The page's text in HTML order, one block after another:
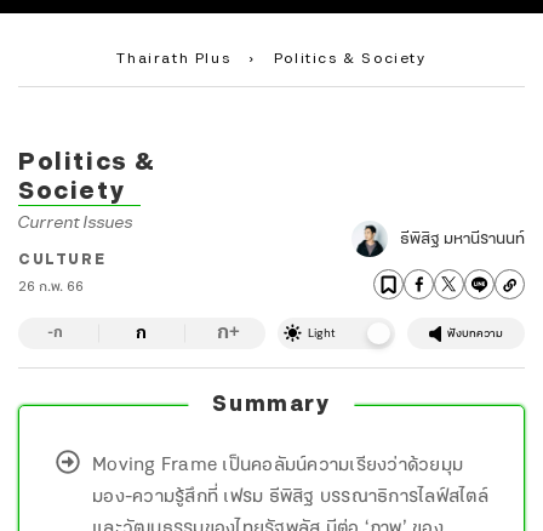
Thairath Plus › Politics & Society
Politics &
Society
Current Issues
CULTURE
26 ก.พ. 66
ธีพิสิฐ มหานีรานนท์
-ก ก ก+ Light ฟังบทความ
Summary
Moving Frame เป็นคอลัมน์ความเรียงว่าด้วยมุม
มอง-ความรู้สึกที่ เฟรม ธีพิสิฐ บรรณาธิการไลฟ์สไตล์